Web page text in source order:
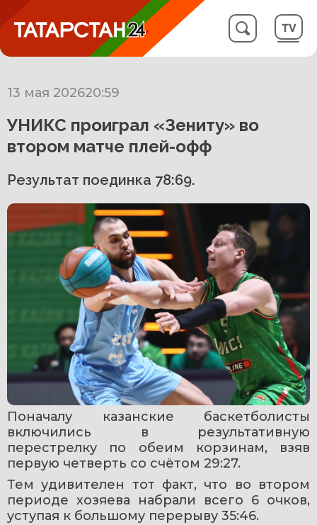
13 мая 202620:59
УНИКС проиграл «Зениту» во
втором матче плей-офф
Результат поединка 78:69.
Поначалу казанские баскетболисты
включились в результативную
перестрелку по обеим корзинам, взяв
первую четверть со счётом 29:27.
Тем удивителен тот факт, что во втором
периоде хозяева набрали всего 6 очков,
уступая к большому перерыву 35:46.